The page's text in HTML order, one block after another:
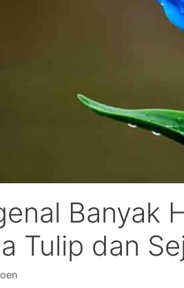
Banyak
Tulip dan